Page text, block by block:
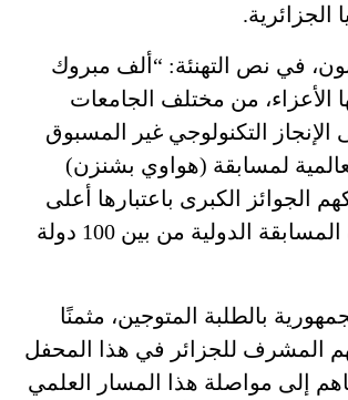
الجزائرية.
في نص التهنئة: “ألف مبروك
الأعزاء، من مختلف الجامعات
التكنولوجي غير المسبوق
لمسابقة (هواوي بشنزن)
الجوائز الكبرى باعتبارها أعلى
مكافأة في هذه المسابقة الدولية من بين 100 دولة
بالطلبة المتوجين، مثمنًا
المشرف للجزائر في هذا المحفل
إلى مواصلة هذا المسار العلمي